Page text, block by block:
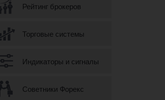
Рейтинг брокеров
Торговые системы
Индикаторы и сигналы
Советники Форекс